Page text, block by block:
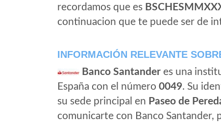
recordamos que es
continuacion que te puede ser de
INFORMACIÓN RELEVANTE
Banco Santander es una
España con el número 0049. Su
su sede principal en Paseo de
comunicarte con Banco Santander,